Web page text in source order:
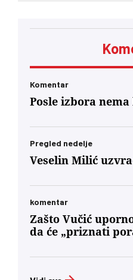
premijera
Komentar
Posle izbora
Pregled nedelje
Veselin Milić
komentar
Zašto Vučić
da će „priznati